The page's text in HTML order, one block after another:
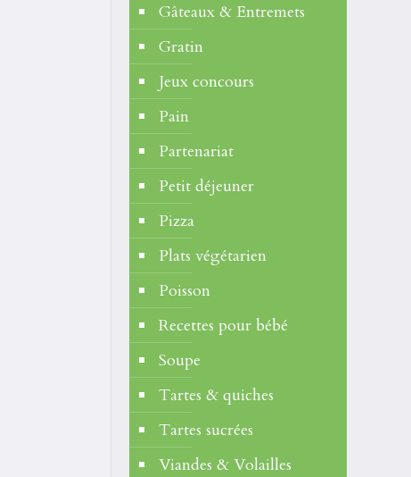
Gâteaux & Entremets
Gratin
Jeux concours
Pain
Partenariat
Petit déjeuner
Pizza
Plats végétarien
Poisson
Recettes pour bébé
Soupe
Tartes & quiches
Tartes sucrées
Viandes & Volailles